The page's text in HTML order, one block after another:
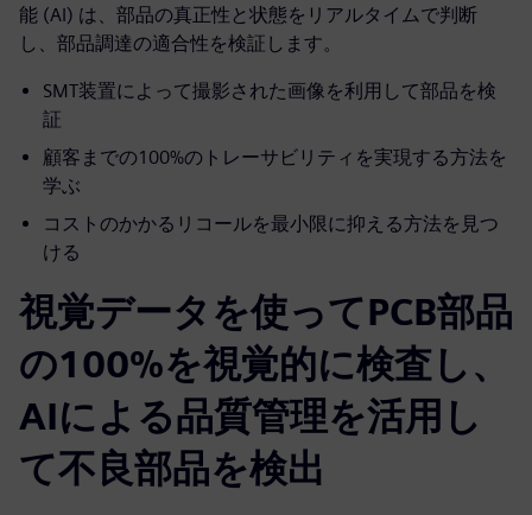
能 (AI) は、部品の真正性と状態をリアルタイムで判断
し、部品調達の適合性を検証します。
SMT装置によって撮影された画像を利用して部品を検
証
顧客までの100%のトレーサビリティを実現する方法を
学ぶ
コストのかかるリコールを最小限に抑える方法を見つ
ける
視覚データを使ってPCB部品
の100%を視覚的に検査し、
AIによる品質管理を活用し
て不良部品を検出